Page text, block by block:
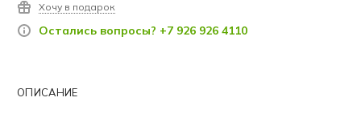
Хочу в подарок
Остались вопросы? +7 926 926 4110
ОПИСАНИЕ